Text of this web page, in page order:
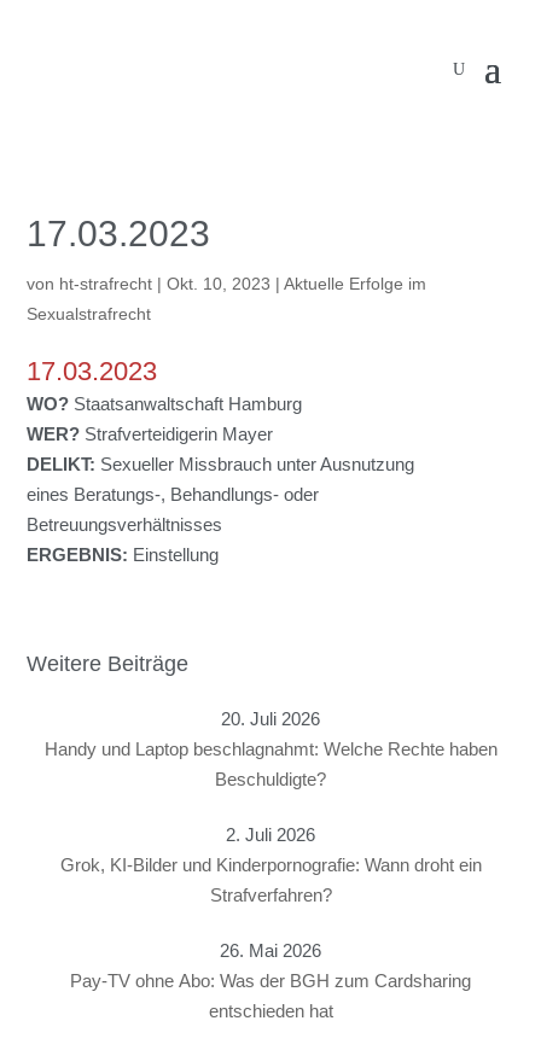
17.03.2023
von ht-strafrecht |Okt. 10, 2023 |Aktuelle Erfolge im
Sexualstrafrecht
17.03.2023
WO? Staatsanwaltschaft Hamburg
WER? Strafverteidigerin Mayer
DELIKT: Sexueller Missbrauch unter Ausnutzung
eines Beratungs-, Behandlungs- oder
Betreuungsverhältnisses
ERGEBNIS: Einstellung
Weitere Beiträge
20. Juli 2026
Handy und Laptop beschlagnahmt: Welche Rechte haben
Beschuldigte?
2. Juli 2026
Grok, KI-Bilder und Kinderpornografie: Wann droht ein
Strafverfahren?
26. Mai 2026
Pay-TV ohne Abo: Was der BGH zum Cardsharing
entschieden hat